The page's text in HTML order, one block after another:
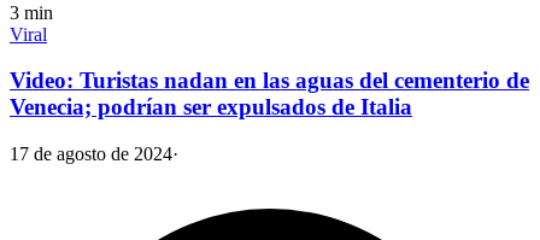
3 min
Viral
Video: Turistas nadan en las aguas del cementerio de
Venecia; podrían ser expulsados de Italia
17 de agosto de 2024·